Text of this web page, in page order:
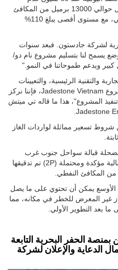
مكعب قياسي في اليوم، أي ما يعادل حوالي 13000 برميل من المكافئ
النفطي في اليوم على أساس إجمالي، مع مستوى أقصى يبلغ 110%
لشركة جادستون. فبعد سنوات
يسمح لنا بتسليم مشروع نام دو/
ويدعم طموحاتنا في النمو."
والتقنية الرئيسية، والتعيينات
الرئيسية الأخيرة في فريق تنفيذ مشروع Jadestone Vietnam، فإننا نركز
المشروع"، هذا ما قاله تي ميتش
تسعير مماثلة لواردات الغاز
الضحلة قبالة سواحل جنوب غرب
فيتنام، ويحتويان على احتياطيات إجمالية مؤكدة ومحتملة (2P) تم تدقيقها
يمكن أن تحتوي على ما يصل
غير المعرض للخطر في مكانه، مما
ما بعد التطوير الأولي.
الحفر البحرية التابعة
الدعاية والإعلان لشركة